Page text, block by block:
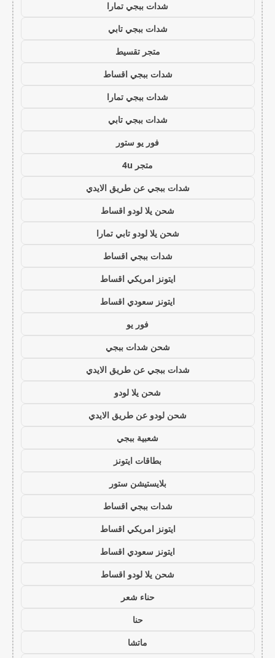
شدات ببجي تمارا
شدات ببجي تابي
متجر تقسيط
شدات ببجي اقساط
شدات ببجي تمارا
شدات ببجي تابي
فور يو ستور
متجر 4u
شدات ببجي عن طريق الايدي
شحن يلا لودو اقساط
شحن يلا لودو تابي تمارا
شدات ببجي اقساط
ايتونز امريكي اقساط
ايتونز سعودي اقساط
فور يو
شحن شدات ببجي
شدات ببجي عن طريق الايدي
شحن يلا لودو
شحن لودو عن طريق الايدي
شعبية ببجي
بطاقات ايتونز
بلايستيشن ستور
شدات ببجي اقساط
ايتونز امريكي اقساط
ايتونز سعودي اقساط
شحن يلا لودو اقساط
حناء شعر
حنا
ماتشا